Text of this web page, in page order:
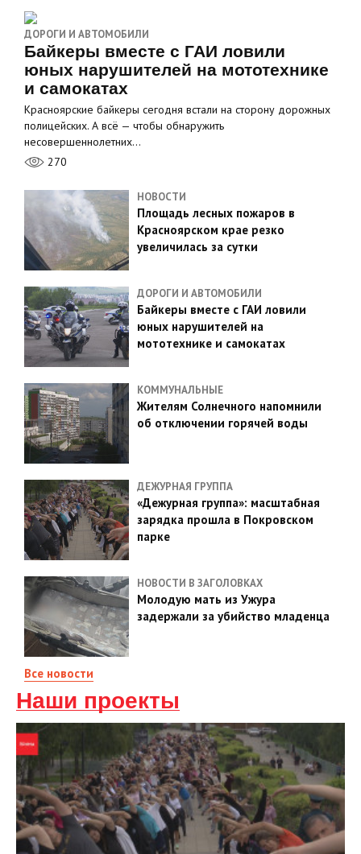
ДОРОГИ И АВТОМОБИЛИ
Байкеры вместе с ГАИ ловили
юных нарушителей на мототехнике
и самокатах
Красноярские байкеры сегодня встали на сторону дорожных
полицейских. А всё — чтобы обнаружить
несовершеннолетних…
270
НОВОСТИ
Площадь лесных пожаров в
Красноярском крае резко
увеличилась за сутки
ДОРОГИ И АВТОМОБИЛИ
Байкеры вместе с ГАИ ловили
юных нарушителей на
мототехнике и самокатах
КОММУНАЛЬНЫЕ
Жителям Солнечного напомнили
об отключении горячей воды
ДЕЖУРНАЯ ГРУППА
«Дежурная группа»: масштабная
зарядка прошла в Покровском
парке
НОВОСТИ В ЗАГОЛОВКАХ
Молодую мать из Ужура
задержали за убийство младенца
Все новости
Наши проекты